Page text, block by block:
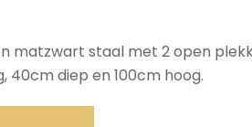
matzwart staal met 2 open
40cm diep en 100cm hoog.